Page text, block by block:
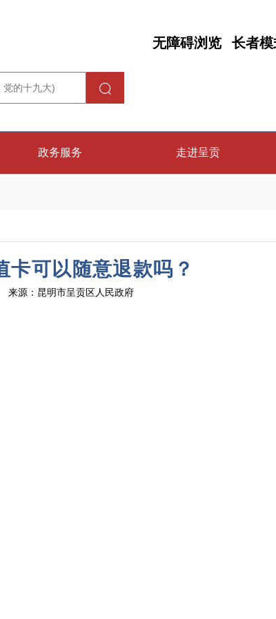
长者模
无障碍浏览
政务服务 走进呈贡
卡可以随意退款吗？
源：昆明市呈贡区人民政府